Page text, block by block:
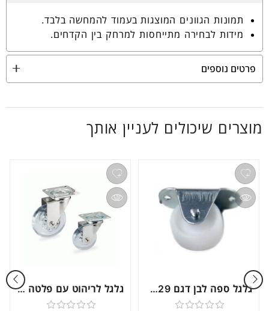
תמונות הגוונים המוצגות בעמוד להמחשה בלבד.
מידות לבחירה מתייחסות למרחק בין הקדחים.
פרטים נוספים
מוצרים שיכולים לעניין אותך
גלגל ספה לבן דגם 15029 גלגל לריהוט עם פלטה דגם EM50